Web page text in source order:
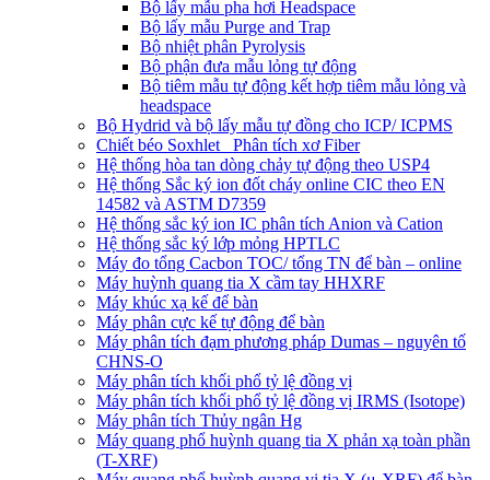
Bộ lấy mẫu pha hơi Headspace
Bộ lấy mẫu Purge and Trap
Bộ nhiệt phân Pyrolysis
Bộ phận đưa mẫu lỏng tự động
Bộ tiêm mẫu tự động kết hợp tiêm mẫu lỏng và
headspace
Bộ Hydrid và bộ lấy mẫu tự đồng cho ICP/ ICPMS
Chiết béo Soxhlet_ Phân tích xơ Fiber
Hệ thống hòa tan dòng chảy tự động theo USP4
Hệ thống Sắc ký ion đốt cháy online CIC theo EN
14582 và ASTM D7359
Hệ thống sắc ký ion IC phân tích Anion và Cation
Hệ thống sắc ký lớp mỏng HPTLC
Máy đo tổng Cacbon TOC/ tổng TN để bàn – online
Máy huỳnh quang tia X cầm tay HHXRF
Máy khúc xạ kế để bàn
Máy phân cực kế tự động để bàn
Máy phân tích đạm phương pháp Dumas – nguyên tố
CHNS-O
Máy phân tích khối phổ tỷ lệ đồng vị
Máy phân tích khối phổ tỷ lệ đồng vị IRMS (Isotope)
Máy phân tích Thủy ngân Hg
Máy quang phổ huỳnh quang tia X phản xạ toàn phần
(T-XRF)